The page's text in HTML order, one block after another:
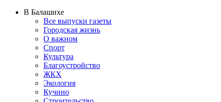
В Балашихе
Все выпуски газеты
Городская жизнь
О важном
Спорт
Культура
Благоустройство
ЖКХ
Экология
Кучино